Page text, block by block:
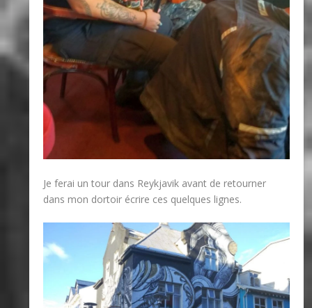
Je ferai un tour dans Reykjavik avant de retourner
dans mon dortoir écrire ces quelques lignes.